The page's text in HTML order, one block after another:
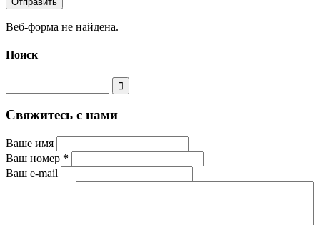
Веб-форма не найдена.
Поиск
Свяжитесь с нами
Ваше имя
Ваш номер *
Ваш e-mail